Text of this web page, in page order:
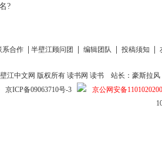
?
系合作 半壁江顾问团 编辑团队 投稿须知
江中文网 版权所有读书网 读书
站长：豪斯拉风
京ICP备09063710号-3
京公网安备